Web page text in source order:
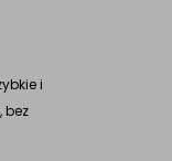
i
bez